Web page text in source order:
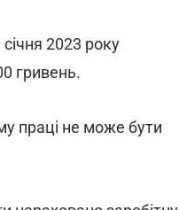
січня 2023 року
гривень.
праці не може бути